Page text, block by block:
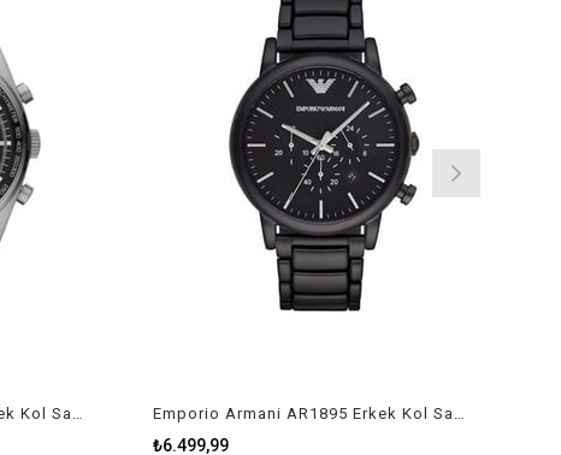
Emporio Armani AR5980 Erkek Kol Saati Emporio Armani AR1895 Erkek Kol Saati
₺6.499,99